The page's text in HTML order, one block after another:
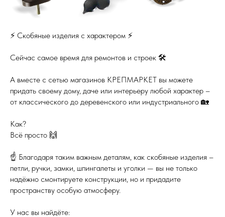
⚡️ Скобяные изделия с характером ⚡️
Сейчас самое время для ремонтов и строек 🛠
А вместе с сетью магазинов КРЕПМАРКЕТ вы можете
придать своему дому, даче или интерьеру любой характер –
от классического до деревенского или индустриального 🏡
Как?
Всё просто 🙌
☝️ Благодаря таким важным деталям, как скобяные изделия –
петли, ручки, замки, шпингалеты и уголки — вы не только
надёжно смонтируете конструкции, но и придадите
пространству особую атмосферу.
У нас вы найдёте: